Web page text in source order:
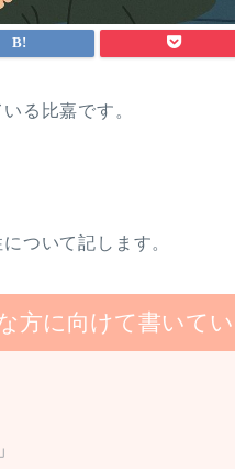
る比嘉です。
ついて記します。
方に向けて書いて